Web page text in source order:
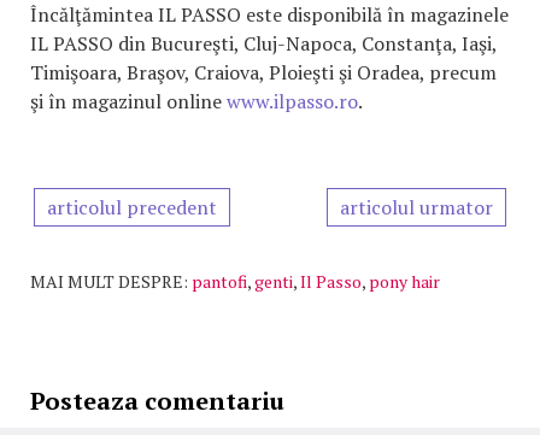
Încălţămintea IL PASSO este disponibilă în magazinele
IL PASSO din Bucureşti, Cluj-Napoca, Constanţa, Iaşi,
Timişoara, Braşov, Craiova, Ploieşti şi Oradea, precum
şi în magazinul onlinewww.ilpasso.ro.
articolul precedent articolul urmator
MAI MULT DESPRE: pantofi,genti,Il Passo, pony hair
Posteaza comentariu